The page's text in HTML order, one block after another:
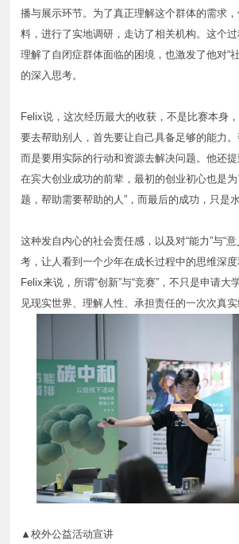
播与展示环节。为了真正理解这个群体的需求
料，进行了实地调研，走访了相关机构。这个
理解了自闭症群体面临的困境，也激发了他对“
的深入思考。
Felix说，这次经历最大的收获，不是比赛本身
要去帮助别人，首先要让自己具备足够的能力。
而是要用实际的行动和资源去解决问题。他还
在宾大创业成功的前辈，最初的创业初心也是为
题，帮助需要帮助的人”，而最后的成功，只是
这种发自内心的社会责任感，以及对“能力”与“
考，让人看到一个少年在成长过程中的思维深
Felix来说，所谓“创新”与“竞赛”，不只是申请大
见现实世界、理解人性、承担责任的一次次真实
▲校外公益活动宣讲